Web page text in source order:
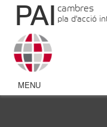
PAI cambres
pla d'acció